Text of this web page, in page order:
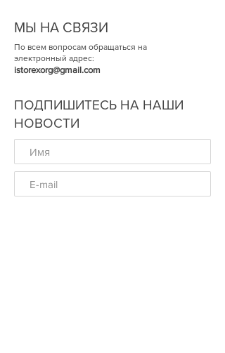
МЫ НА СВЯЗИ
По всем вопросам обращаться на
электронный адрес:
istorexorg@gmail.com
ПОДПИШИТЕСЬ НА НАШИ
НОВОСТИ